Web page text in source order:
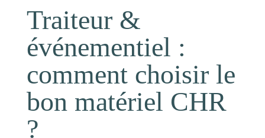
Traiteur &
événementiel :
comment choisir le
bon matériel CHR
?